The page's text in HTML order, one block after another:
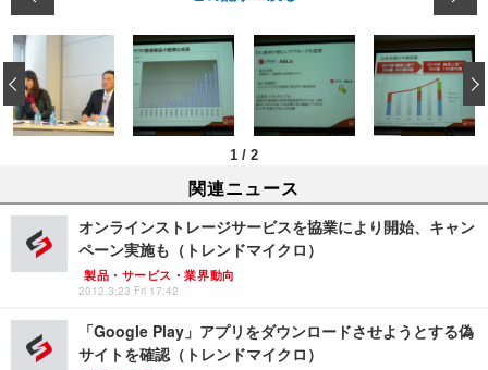
1 / 2
‹
関連ニュース
オンラインストレージサービスを協業により開始、キャン
ペーン実施も（トレンドマイクロ）
製品・サービス・業界動向
2012.3.23 Fri 17:42
「Google Play」アプリをダウンロードさせようとする偽
サイトを確認（トレンドマイクロ）